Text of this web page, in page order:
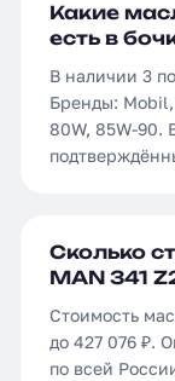
Какие
есть в
В наличии 3
Бренды: Mobil,
80W, 85W-90.
Сколько
MAN 341
Стоимость
до 427 076 ₽.
по всей